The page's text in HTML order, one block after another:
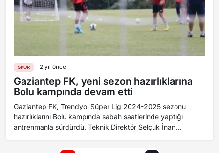
SPOR 2 yıl önce
Gaziantep FK, yeni sezon hazırlıklarına
Bolu kampında devam etti
Gaziantep FK, Trendyol Süper Lig 2024-2025 sezonu
hazırlıklarını Bolu kampında sabah saatlerinde yaptığı
antrenmanla sürdürdü. Teknik Direktör Selçuk İnan